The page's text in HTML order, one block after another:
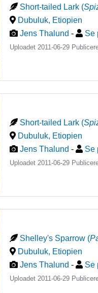
Short-tailed Lark (
Dubuluk, Etiopien
Jens Thalund - Se
Uploadet 2011-06-29
Short-tailed Lark (
Dubuluk, Etiopien
Jens Thalund - Se
Uploadet 2011-06-29
Shelley's Sparrow (
Dubuluk, Etiopien
Jens Thalund - Se
Uploadet 2011-06-29